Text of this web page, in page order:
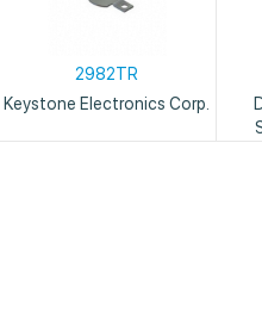
2982TR
Keystone Electronics Corp.